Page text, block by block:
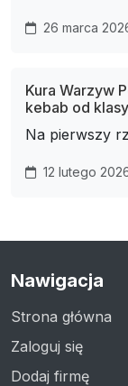
26 marca
Kura Warzyw
kebab od
Na pierwszy
12 lutego
Nawigacja
Strona główna
Zaloguj się
Dodaj firmę